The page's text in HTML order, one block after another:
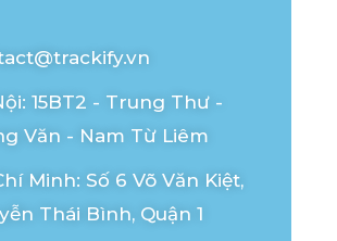
15BT2 - Trung Thư -
Văn - Nam Từ Liêm
Minh: Số 6 Võ Văn Kiệt,
Thái Bình, Quận 1